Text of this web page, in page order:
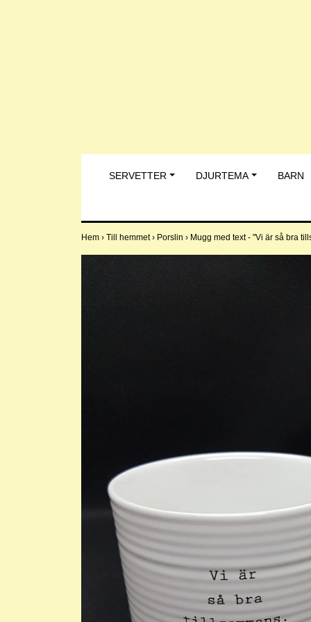
SERVETTER DJURTEMA BARN
Hem › Till hemmet› Porslin › Mugg med text - "Vi är så bra